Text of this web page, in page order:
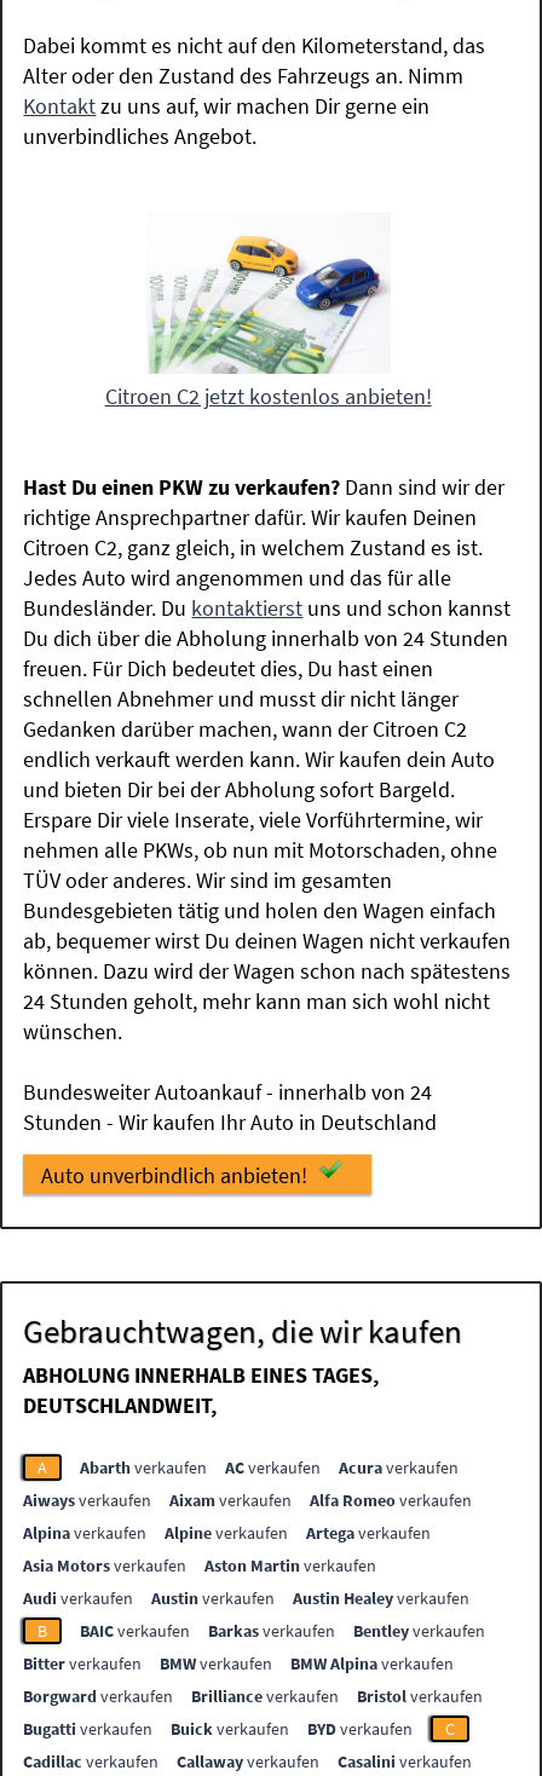
Dabei kommt es nicht auf den Kilometerstand, das
Alter oder den Zustand des Fahrzeugs an. Nimm
Kontaktzu uns auf, wir machen Dir gerne ein
unverbindliches Angebot.
Citroen C2 jetzt kostenlos anbieten!
Hast Du einen PKW zu verkaufen? Dann sind wir der
richtige Ansprechpartner dafür. Wir kaufen Deinen
Citroen C2, ganz gleich, in welchem Zustand es ist.
Jedes Auto wird angenommen und das für alle
Bundesländer. Du kontaktierst uns und schon kannst
Du dich über die Abholung innerhalb von 24 Stunden
freuen. Für Dich bedeutet dies, Du hast einen
schnellen Abnehmer und musst dir nicht länger
Gedanken darüber machen, wann der Citroen C2
endlich verkauft werden kann. Wir kaufen dein Auto
und bieten Dir bei der Abholung sofort Bargeld.
Erspare Dir viele Inserate, viele Vorführtermine, wir
nehmen alle PKWs, ob nun mit Motorschaden, ohne
TÜV oder anderes. Wir sind im gesamten
Bundesgebieten tätig und holen den Wagen einfach
ab, bequemer wirst Du deinen Wagen nicht verkaufen
können. Dazu wird der Wagen schon nach spätestens
24 Stunden geholt, mehr kann man sich wohl nicht
wünschen.
Bundesweiter Autoankauf - innerhalb von 24
Stunden - Wir kaufen Ihr Auto in Deutschland
Auto unverbindlich anbieten!
Gebrauchtwagen, die wir kaufen
ABHOLUNG INNERHALB EINES TAGES,
DEUTSCHLANDWEIT,
A Abarthverkaufen ACverkaufen Acuraverkaufen
Aiwaysverkaufen Aixamverkaufen Alfa Romeoverkaufen
Alpinaverkaufen Alpineverkaufen Artegaverkaufen
Asia Motorsverkaufen Aston Martinverkaufen
Audi verkaufen Austinverkaufen Austin Healeyverkaufen
B
BAICverkaufen Barkasverkaufen Bentleyverkaufen
Bitterverkaufen BMWverkaufen BMW Alpinaverkaufen
Borgwardverkaufen Brillianceverkaufen Bristolverkaufen
Bugatti verkaufen Buickverkaufen BYDverkaufen
C
Cadillac verkaufen Callawayverkaufen Casalini verkaufen